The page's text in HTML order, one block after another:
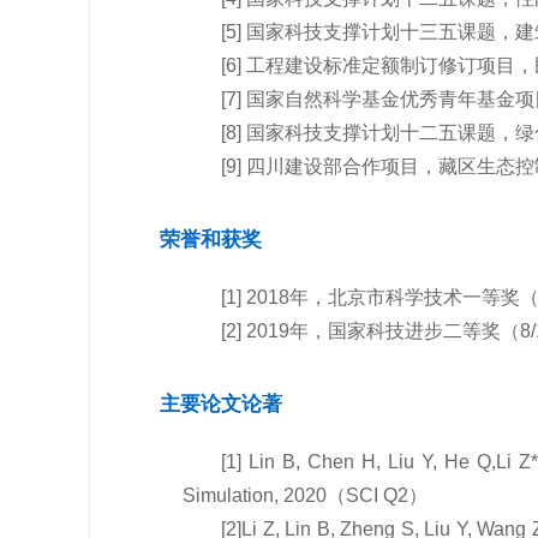
[5] 国家科技支撑计划十三五课题，
[6] 工程建设标准定额制订修订项目
[7] 国家自然科学基金优秀青年基金
[8] 国家科技支撑计划十二五课题，
[9] 四川建设部合作项目，藏区生态
荣誉和获奖
[1] 2018年，北京市科学技术一等奖
[2] 2019年，国家科技进步二等奖（
主要论文论著
[1] Lin B, Chen H, Liu Y, He Q, Li Z
Simulation, 2020（SCI Q2）
[2] Li Z, Lin B, Zheng S, Liu Y,